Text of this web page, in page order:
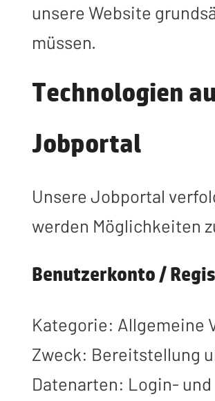
unsere Website
müssen.
Technologien
Jobportal
Unsere Jobportal
werden Möglichkeiten
Benutzerkonto /
Kategorie: Allgemeine
Zweck: Bereitstellung
Datenarten: Login-